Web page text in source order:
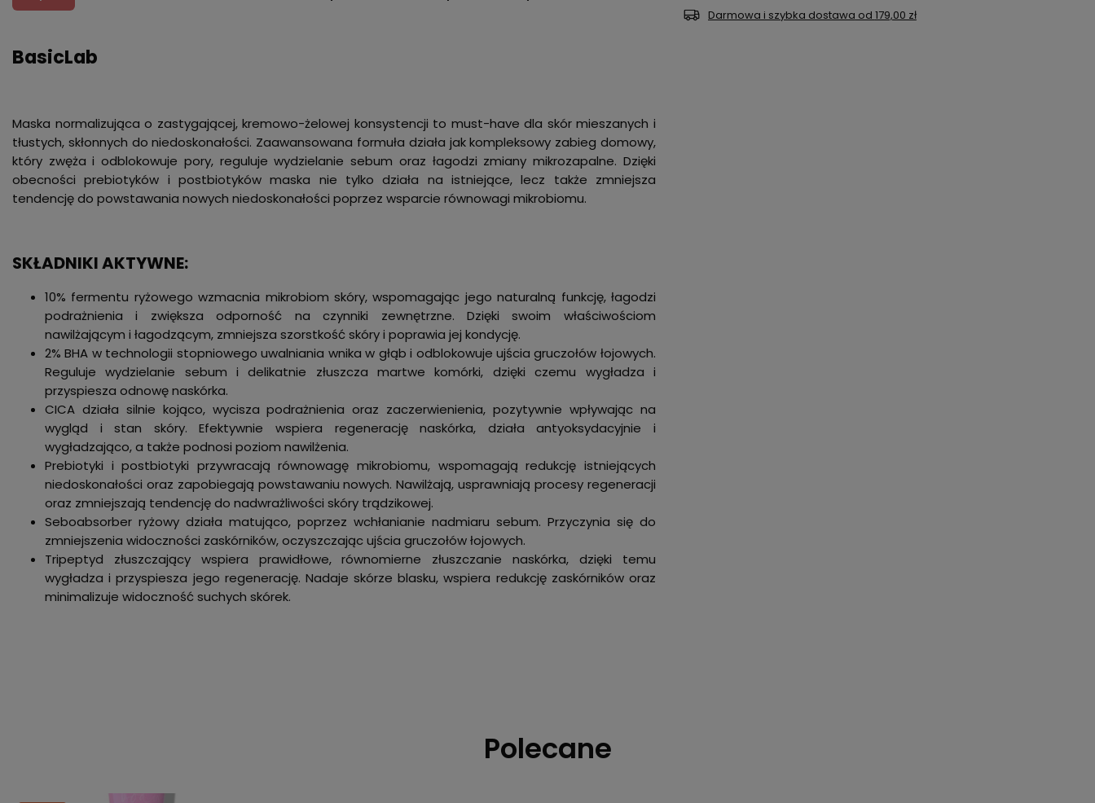
BasicLab
Maska normalizująca o zastygającej, kremowo-żelowej konsystencji to must-have dla skór mieszanych i
tłustych, skłonnych do niedoskonałości. Zaawansowana formuła działa jak kompleksowy zabieg domowy,
który zwęża i odblokowuje pory, reguluje wydzielanie sebum oraz łagodzi zmiany mikrozapalne. Dzięki
obecności prebiotyków i postbiotyków maska nie tylko działa na istniejące, lecz także zmniejsza
tendencję do powstawania nowych niedoskonałości poprzez wsparcie równowagi mikrobiomu.
SKŁADNIKI AKTYWNE:
10% fermentu ryżowego wzmacnia mikrobiom skóry, wspomagając jego naturalną funkcję, łagodzi
podrażnienia i zwiększa odporność na czynniki zewnętrzne. Dzięki swoim właściwościom
nawilżającym i łagodzącym, zmniejsza szorstkość skóry i poprawia jej kondycję.
2% BHA w technologii stopniowego uwalniania wnika w głąb i odblokowuje ujścia gruczołów łojowych.
Reguluje wydzielanie sebum i delikatnie złuszcza martwe komórki, dzięki czemu wygładza i
przyspiesza odnowę naskórka.
CICA działa silnie kojąco, wycisza podrażnienia oraz zaczerwienienia, pozytywnie wpływając na
wygląd i stan skóry. Efektywnie wspiera regenerację naskórka, działa antyoksydacyjnie i
wygładzająco, a także podnosi poziom nawilżenia.
Prebiotyki i postbiotyki przywracają równowagę mikrobiomu, wspomagają redukcję istniejących
niedoskonałości oraz zapobiegają powstawaniu nowych. Nawilżają, usprawniają procesy regeneracji
oraz zmniejszają tendencję do nadwrażliwości skóry trądzikowej.
Seboabsorber ryżowy działa matująco, poprzez wchłanianie nadmiaru sebum. Przyczynia się do
zmniejszenia widoczności zaskórników, oczyszczając ujścia gruczołów łojowych.
Tripeptyd złuszczający wspiera prawidłowe, równomierne złuszczanie naskórka, dzięki temu
wygładza i przyspiesza jego regenerację. Nadaje skórze blasku, wspiera redukcję zaskórników oraz
minimalizuje widoczność suchych skórek.
Darmowa i szybka dostawa od 179,00 zł
Polecane